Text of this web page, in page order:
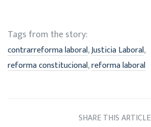
Tags from the story:
contrarreforma laboral,Justicia Laboral,
reforma constitucional,reforma laboral
SHARE THIS ARTICLE